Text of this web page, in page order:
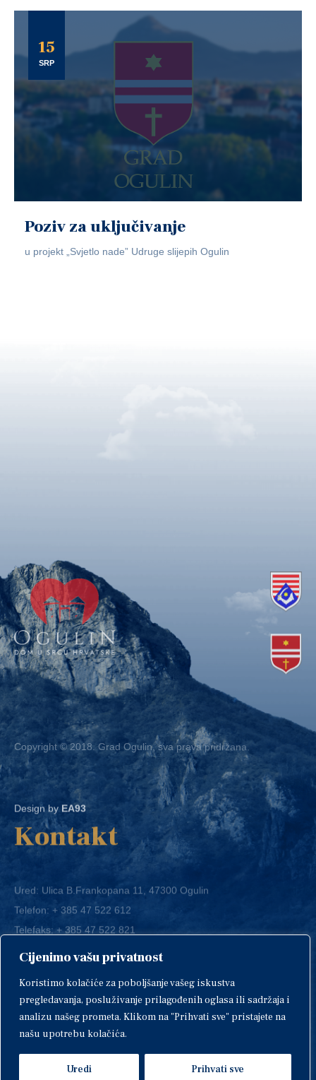
Cijenimo vašu privatnost
Koristimo kolačiće za poboljšanje vašeg iskustva
pregledavanja, posluživanje prilagođenih oglasa ili sadržaja i
analizu našeg prometa. Klikom na "Prihvati sve" pristajete na
našu upotrebu kolačića.
Uredi Prihvati sve
15
SRP
Poziv za uključivanje
u projekt „Svjetlo nade” Udruge slijepih Ogulin
Copyright © 2018. Grad Ogulin, sva prava pridržana.
Design by EA93
Kontakt
Telefon:+ 385 47 522 612
Telefaks:+ 385 47 522 821
E-mail:grad-ogulin@ogulin.hr
IBAN: HR1424020061829700009